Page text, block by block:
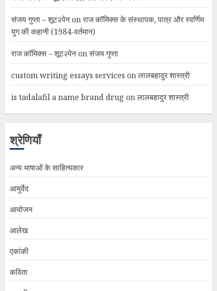
संजय गुप्ता – शूट२पेनonराज कॉमिक्स के संस्थापक, पात्र और स्वर्णिम
युग की कहानी (1984-वर्तमान)
राज कॉमिक्स – शूट२पेनonसंजय गुप्ता
custom writing essays services onलालबहादुर शास्त्री
is tadalafil a name brand drug onलालबहादुर शास्त्री
श्रेणियाँ
अन्य भाषाओं के साहित्यकार
आयुर्वेद
आयोजन
आलेख
एकांकी
कविता